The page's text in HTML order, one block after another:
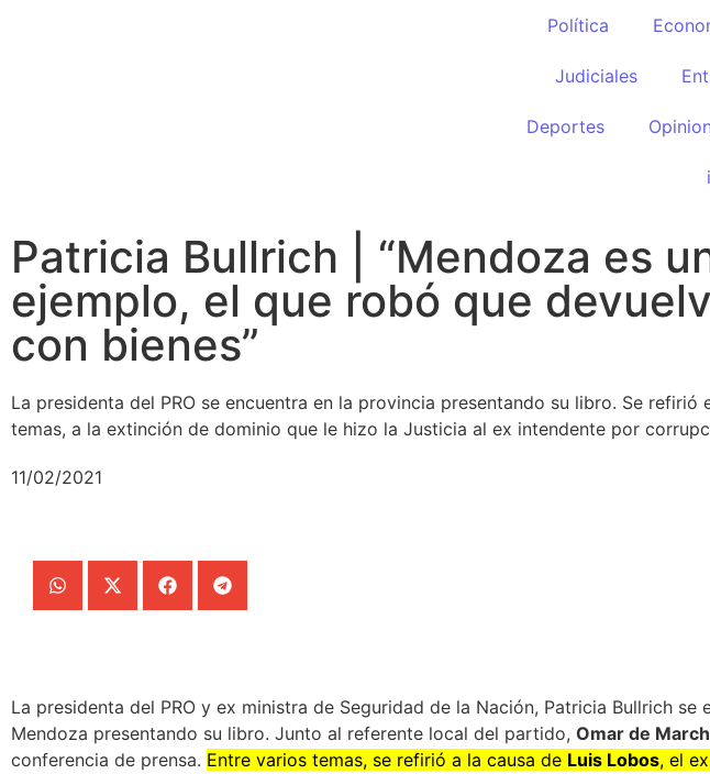
Política
Judiciales
Deportes Opinion
Patricia Bullrich | “Mendoza es
ejemplo, el que robó que
con bienes”
La presidenta del PRO se encuentra en la provincia presentando su libro. Se refirió
temas, a la extinción de dominio que le hizo la Justicia al ex intendente por
11/02/2021
La presidenta del PRO y ex ministra de Seguridad de la Nación, Patricia Bullrich se
Mendoza presentando su libro. Junto al referente local del partido, Omar de
conferencia de prensa. Entre varios temas, se refirió a la causa de Luis Lobos, el